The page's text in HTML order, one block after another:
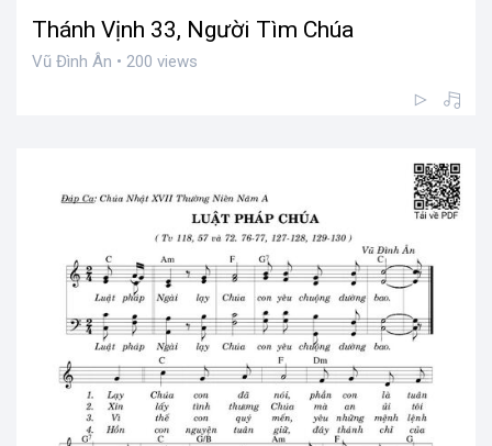
Thánh Vịnh 33, Người Tìm Chúa
Vũ Đình Ân • 200 views